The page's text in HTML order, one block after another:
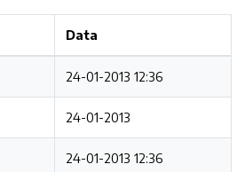
Data
24-01-2013 12:36
24-01-2013
24-01-2013 12:36